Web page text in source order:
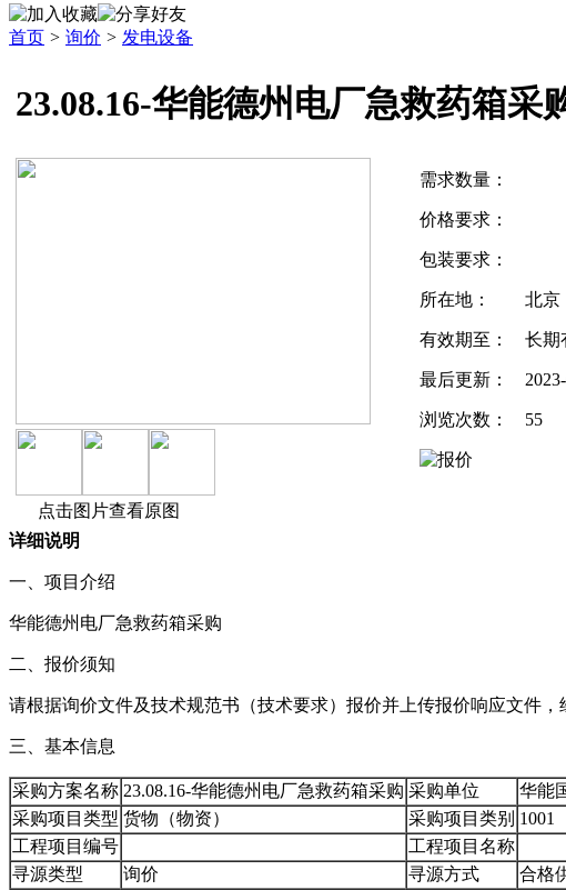
首页 > 询价 > 发电设备
23.08.16-华能德州电厂急救药箱采
点击图片查看原图
需求数量：
价格要求：
包装要求：
所在地： 北京
有效期至： 长期
最后更新：
浏览次数： 55
详细说明
一、项目介绍
华能德州电厂急救药箱采购
二、报价须知
请根据询价文件及技术规范书（技术要求）报价并上传报价响应文件
三、基本信息
采购方案名称 23.08.16-华能德州电厂急救药箱采购 采购单位
华能
采购项目类型 货物（物资） 采购项目类别 1001
工程项目编号
工程项目名称
寻源类型
询价 寻源方式
合格